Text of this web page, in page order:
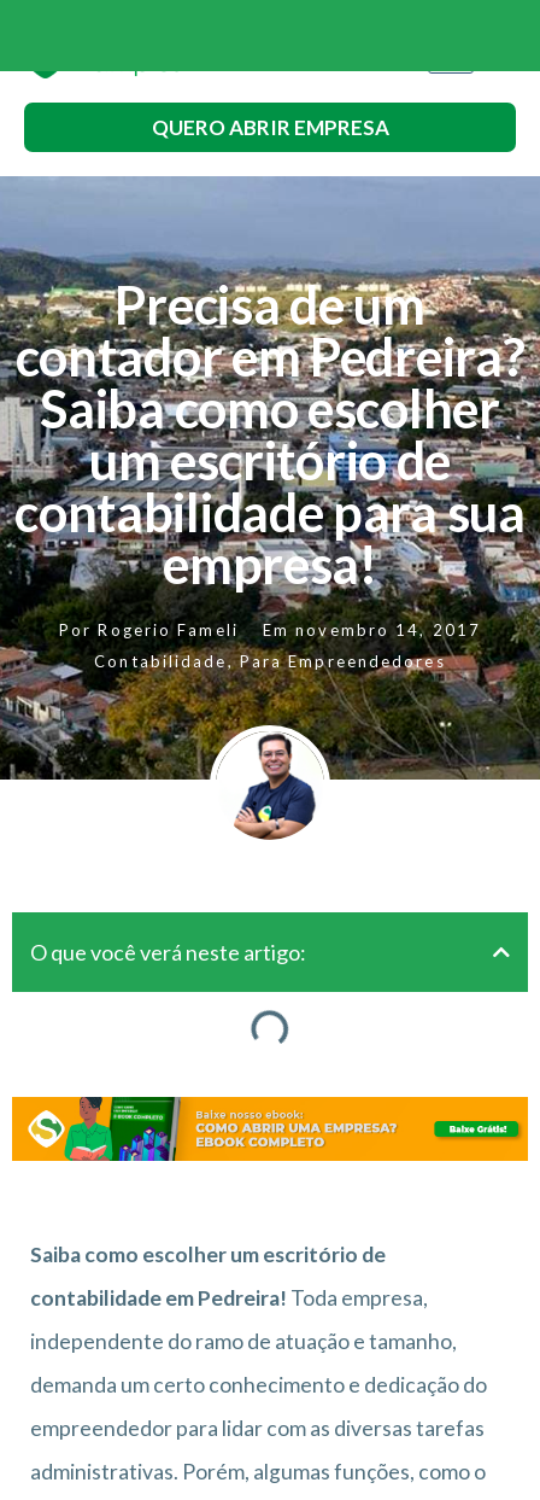
QUERO ABRIR EMPRESA
Precisa de um
contador em Pedreira?
Saiba como escolher
um escritório de
contabilidade para sua
empresa!
Por Rogerio Fameli Em novembro 14, 2017
Contabilidade,Para Empreendedores
O que você verá neste artigo:
Saiba como escolher um escritório de
contabilidade em Pedreira! Toda empresa,
independente do ramo de atuação e tamanho,
demanda um certo conhecimento e dedicação do
empreendedor para lidar com as diversas tarefas
administrativas. Porém, algumas funções, como o